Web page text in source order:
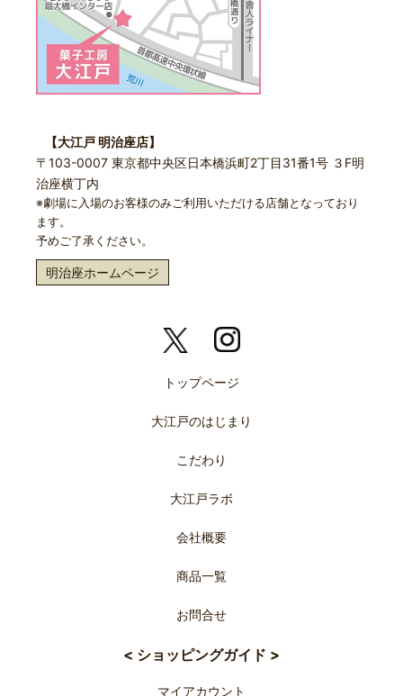
【大江戸 明治座店】
〒103-0007 東京都中央区日本橋浜町2丁目31番1号 ３F明
治座横丁内
※劇場に入場のお客様のみご利用いただける店舗となっており
ます。
予めご了承ください。
明治座ホームページ
トップページ
大江戸のはじまり
こだわり
大江戸ラボ
会社概要
商品一覧
お問合せ
< ショッピングガイド >
マイアカウント